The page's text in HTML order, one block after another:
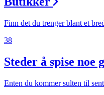
Finn det du trenger blant et
38
Steder å spise noe
Enten du kommer sulten til